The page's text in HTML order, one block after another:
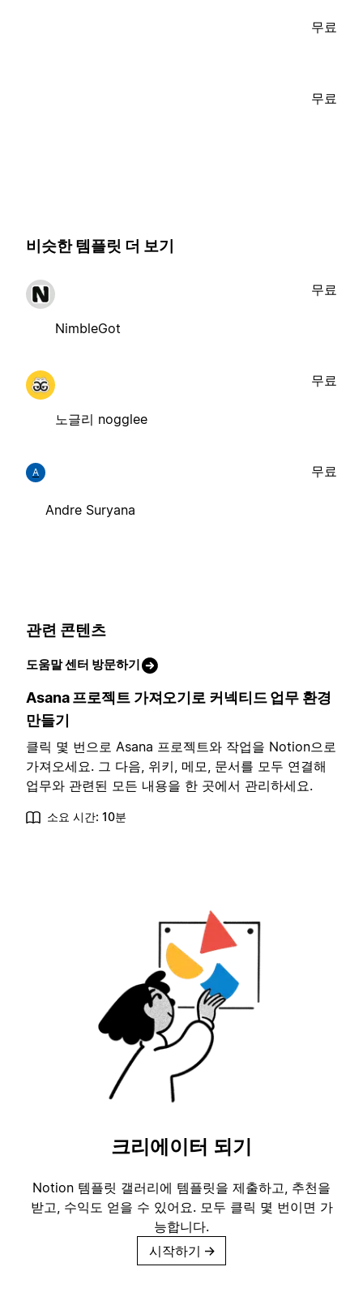
무료
무료
비슷한 템플릿 더 보기
NimbleGot
무료
노글리 nogglee
무료
A
Andre Suryana
무료
관련 콘텐츠
도움말 센터 방문하기
Asana 프로젝트 가져오기로 커넥티드 업무 환경
만들기
클릭 몇 번으로 Asana 프로젝트와 작업을 Notion으로
가져오세요. 그 다음, 위키, 메모, 문서를 모두 연결해
업무와 관련된 모든 내용을 한 곳에서 관리하세요.
소요 시간: 10분
크리에이터 되기
Notion 템플릿 갤러리에 템플릿을 제출하고, 추천을
받고, 수익도 얻을 수 있어요. 모두 클릭 몇 번이면 가
능합니다.
시작하기 →